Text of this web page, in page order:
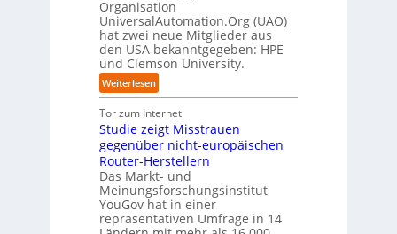
o
r
y
-
A
u
s
b
a
u
u
t
s
c
h
l
a
n
d
a
x
i
s
n
a
e
A
u
t
o
m
a
t
t
a
u
f
d
i
e
Z
u
k
u
n
f
t
d
e
d
S
y
s
t
e
m
T
e
a
m
t
r
i
t
t
Organisation
UniversalAutomation.Org (UAO)
hat zwei neue Mitglieder aus
den USA bekanntgegeben: HPE
und Clemson University.
Weiterlesen:
U
n
i
v
e
r
s
a
l
Tor zum Internet
Studie zeigt Misstrauen
gegenüber nicht-europäischen
Router-Herstellern
Das Markt- und
Meinungsforschungsinstitut
YouGov hat in einer
repräsentativen Umfrage in 14